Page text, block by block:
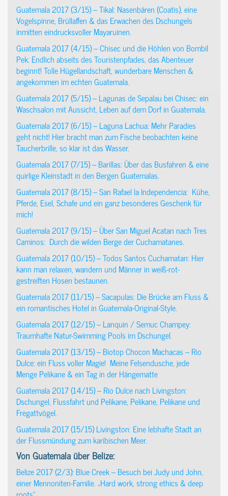
Guatemala 2017 (3/15) – Tikal: Nasenbären (Coatis), eine
Vogelspinne, Brüllaffen & das Erwachen des Dschungels
inmitten eindrucksvoller Mayaruinen.
Guatemala 2017 (4/15) – Chisec und die Höhlen von Bombil
Pek: Endlich abseits des Touristenpfades, das Abenteuer
beginnt! Tolle Hügellandschaft, wunderbare Menschen &
angekommen im echten Guatemala.
Guatemala 2017 (5/15) – Lagunas de Sepalau bei Chisec: ein
Waschsalon mit Aussicht, Leben auf dem Dorf in Guatemala.
Guatemala 2017 (6/15) – Laguna Lachua: Mehr Paradies
geht nicht! Hier bracht man zum Fische beobachten keine
Taucherbrille, so klar ist das Wasser.
Guatemala 2017 (7/15) – Barillas: Über das Busfahren & eine
quirlige Kleinstadt in den Bergen Guatemalas.
Guatemala 2017 (8/15) – San Rafael la Independencia: Kühe,
Pferde, Esel, Schafe und ein ganz besonderes Geschenk für
mich!
Guatemala 2017 (9/15) – Über San Miguel Acatan nach Tres
Caminos: Durch die wilden Berge der Cuchamatanes.
Guatemala 2017 (10/15) – Todos Santos Cuchamatan: Hier
kann man relaxen, wandern und Männer in weiß-rot-
gestreiften Hosen bestaunen.
Guatemala 2017 (11/15) – Sacapulas: Die Brücke am Fluss &
ein romantisches Hotel in Guatemala-Original-Style.
Guatemala 2017 (12/15) – Lanquin / Semuc Champey:
Traumhafte Natur-Swimming Pools im Dschungel.
Guatemala 2017 (13/15) – Biotop Chocon Machacas – Rio
Dulce: ein Fluss voller Magie! Meine Felsendusche, jede
Menge Pelikane & ein Tag in der Hängematte
Guatemala 2017 (14/15) – Rio Dulce nach Livingston:
Dschungel, Flussfahrt und Pelikane, Pelikane, Pelikane und
Fregattvögel.
Guatemala 2017 (15/15) Livingston: Eine lebhafte Stadt an
der Flussmündung zum karibischen Meer.
Von Guatemala über Belize:
Belize 2017 (2/3): Blue Creek – Besuch bei Judy und John,
einer Mennoniten-Familie. „Hard work, strong ethics & deep